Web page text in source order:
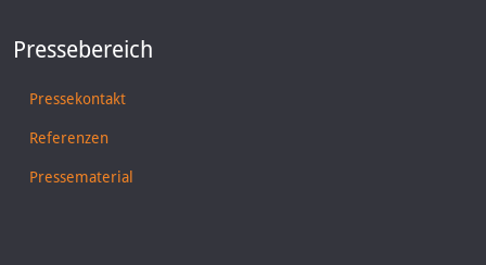
Pressebereich
Pressekontakt
Referenzen
Pressematerial